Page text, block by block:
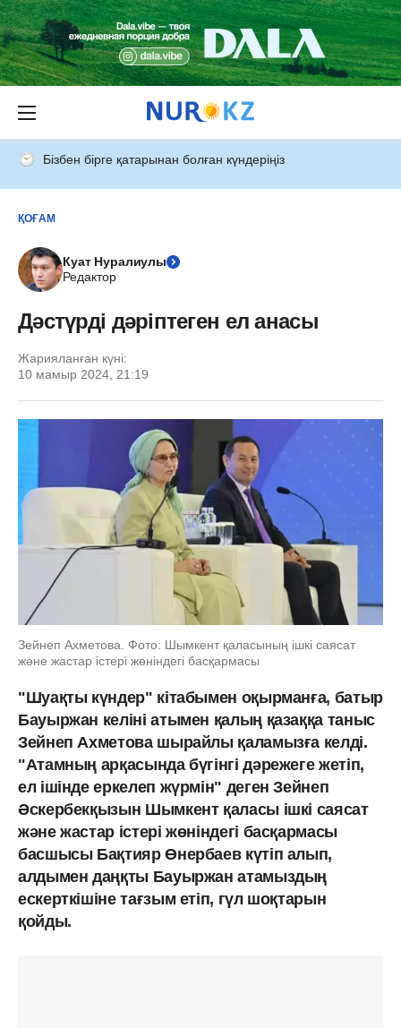
Бізбен бірге қатарынан болған күндеріңіз
ҚОҒАМ
Куат Нуралиулы
Редактор
Дәстүрді дәріптеген ел анасы
Жарияланған күні:
10 мамыр 2024, 21:19
Зейнеп Ахметова. Фото: Шымкент қаласының ішкі саясат
және жастар істері жөніндегі басқармасы
"Шуақты күндер" кітабымен оқырманға, батыр
Бауыржан келіні атымен қалың қазаққа таныс
Зейнеп Ахметова шырайлы қаламызға келді.
"Атамның арқасында бүгінгі дәрежеге жетіп,
ел ішінде еркелеп жүрмін" деген Зейнеп
Әскербекқызын Шымкент қаласы ішкі саясат
және жастар істері жөніндегі басқармасы
басшысы Бақтияр Өнербаев күтіп алып,
алдымен даңқты Бауыржан атамыздың
ескерткішіне тағзым етіп, гүл шоқтарын
қойды.